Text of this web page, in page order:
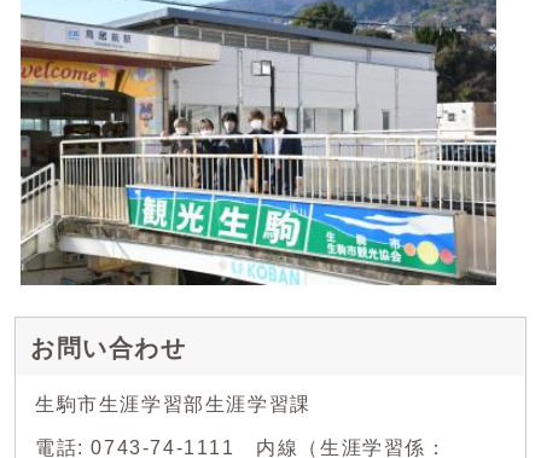
お問い合わせ
生駒市生涯学習部生涯学習課
電話: 0743-74-1111 内線（生涯学習係：